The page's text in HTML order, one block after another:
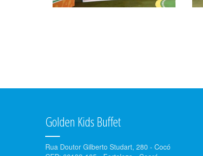
Golden Kids Buffet
Rua Doutor Gilberto Studart, 280 - Cocó